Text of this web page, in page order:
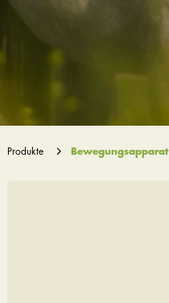
Produkte Bewegungsapparat